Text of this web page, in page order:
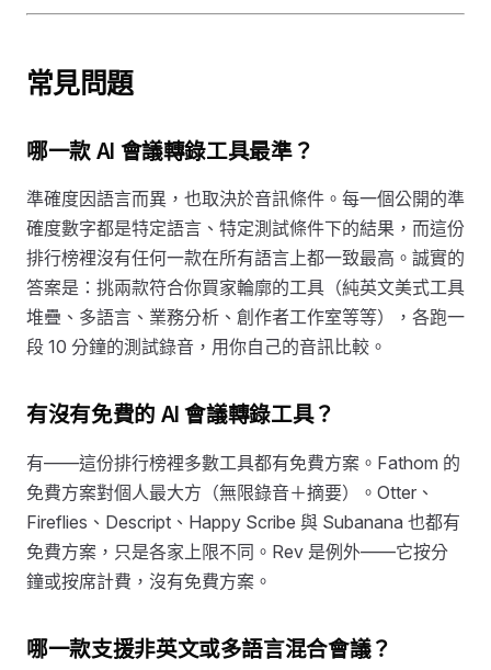
常見問題
哪一款 AI 會議轉錄工具最準？
準確度因語言而異，也取決於音訊條件。每一個公開的準
確度數字都是特定語言、特定測試條件下的結果，而這份
排行榜裡沒有任何一款在所有語言上都一致最高。誠實的
答案是：挑兩款符合你買家輪廓的工具（純英文美式工具
堆疊、多語言、業務分析、創作者工作室等等），各跑一
段 10 分鐘的測試錄音，用你自己的音訊比較。
有沒有免費的 AI 會議轉錄工具？
有——這份排行榜裡多數工具都有免費方案。Fathom 的
免費方案對個人最大方（無限錄音＋摘要）。Otter、
Fireflies、Descript、Happy Scribe 與 Subanana 也都有
免費方案，只是各家上限不同。Rev 是例外——它按分
鐘或按席計費，沒有免費方案。
哪一款支援非英文或多語言混合會議？